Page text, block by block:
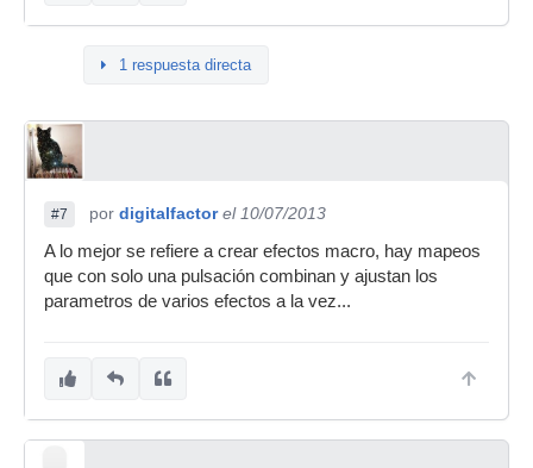
1 respuesta directa
#7 por digitalfactor el 10/07/2013
A lo mejor se refiere a crear efectos macro, hay mapeos
que con solo una pulsación combinan y ajustan los
parametros de varios efectos a la vez...